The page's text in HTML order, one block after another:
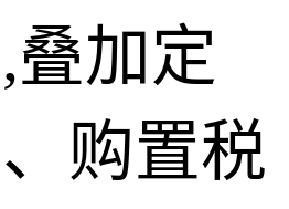
加定
购置税